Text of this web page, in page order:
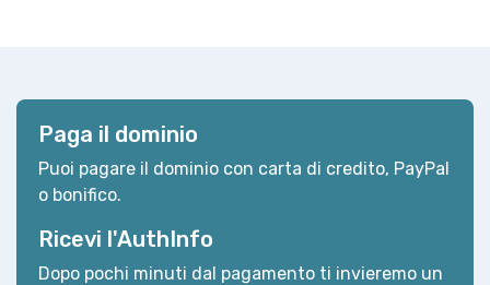
Paga il dominio
Puoi pagare il dominio con carta di credito, PayPal
o bonifico.
Ricevi l'AuthInfo
Dopo pochi minuti dal pagamento ti invieremo un